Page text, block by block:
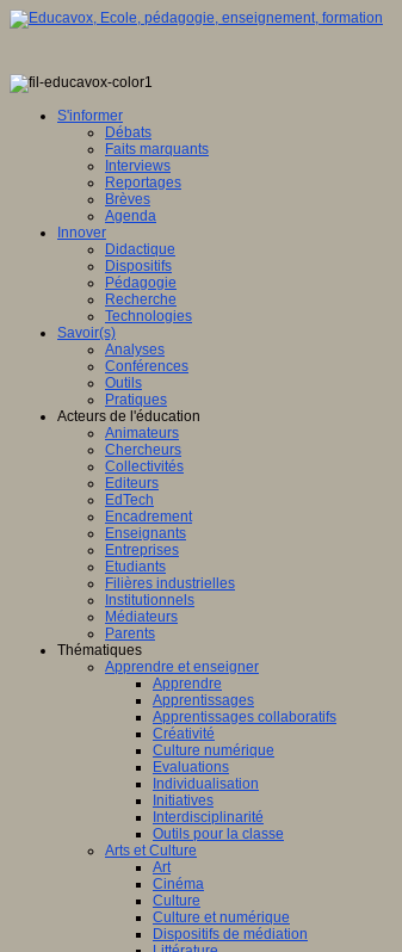
S'informer
Débats
Faits marquants
Interviews
Reportages
Brèves
Agenda
Innover
Didactique
Dispositifs
Pédagogie
Recherche
Technologies
Savoir(s)
Analyses
Conférences
Outils
Pratiques
Acteurs de l'éducation
Animateurs
Chercheurs
Collectivités
Editeurs
EdTech
Encadrement
Enseignants
Entreprises
Etudiants
Filières industrielles
Institutionnels
Médiateurs
Parents
Thématiques
Apprendre et enseigner
Apprendre
Apprentissages
Apprentissages collaboratifs
Créativité
Culture numérique
Evaluations
Individualisation
Initiatives
Interdisciplinarité
Outils pour la classe
Arts et Culture
Art
Cinéma
Culture
Culture et numérique
Dispositifs de médiation